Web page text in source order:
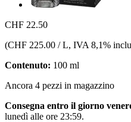
CHF 22.50
(CHF 225.00 / L, IVA 8,1%
Contenuto: 100 ml
Ancora 4 pezzi in magazzino
Consegna entro il giorno
lunedì alle ore 23:59.